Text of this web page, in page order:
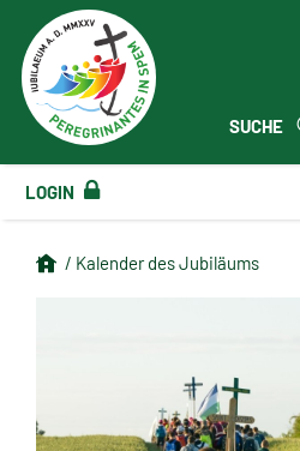
SUCHE
LOGIN
/ Kalender des Jubiläums